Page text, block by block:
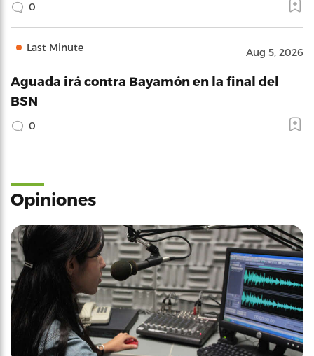
0
Last Minute Aug 5, 2026
Aguada irá contra Bayamón en la final del
BSN
0
Opiniones